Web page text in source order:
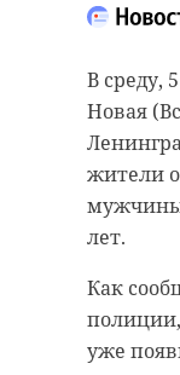
В среду,
Новая
жители
лет.
Как
полиции,
уже